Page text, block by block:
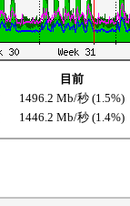
目前
1496.2 Mb/秒 (1.5%)
1446.2 Mb/秒 (1.4%)